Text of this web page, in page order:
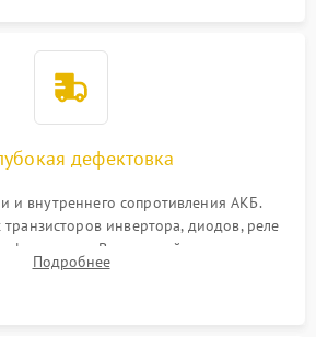
дефектовка
и внутреннего сопротивления АКБ.
инвертора, диодов, реле
Визуальный поиск вздутых
и прогаров на печатной плате.
Подробнее